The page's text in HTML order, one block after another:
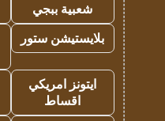
شعبية ببجي
بلايستيشن ستور
ايتونز امريكي
اقساط